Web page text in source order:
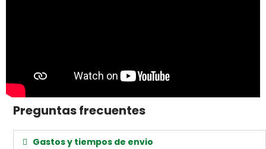
Preguntas frecuentes
Gastos y tiempos de envio